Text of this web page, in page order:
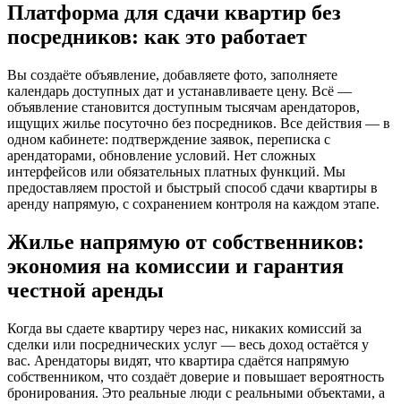
Платформа для сдачи квартир без
посредников: как это работает
Вы создаёте объявление, добавляете фото, заполняете
календарь доступных дат и устанавливаете цену. Всё —
объявление становится доступным тысячам арендаторов,
ищущих жилье посуточно без посредников. Все действия — в
одном кабинете: подтверждение заявок, переписка с
арендаторами, обновление условий. Нет сложных
интерфейсов или обязательных платных функций. Мы
предоставляем простой и быстрый способ сдачи квартиры в
аренду напрямую, с сохранением контроля на каждом этапе.
Жилье напрямую от собственников:
экономия на комиссии и гарантия
честной аренды
Когда вы сдаете квартиру через нас, никаких комиссий за
сделки или посреднических услуг — весь доход остаётся у
вас. Арендаторы видят, что квартира сдаётся напрямую
собственником, что создаёт доверие и повышает вероятность
бронирования. Это реальные люди с реальными объектами, а